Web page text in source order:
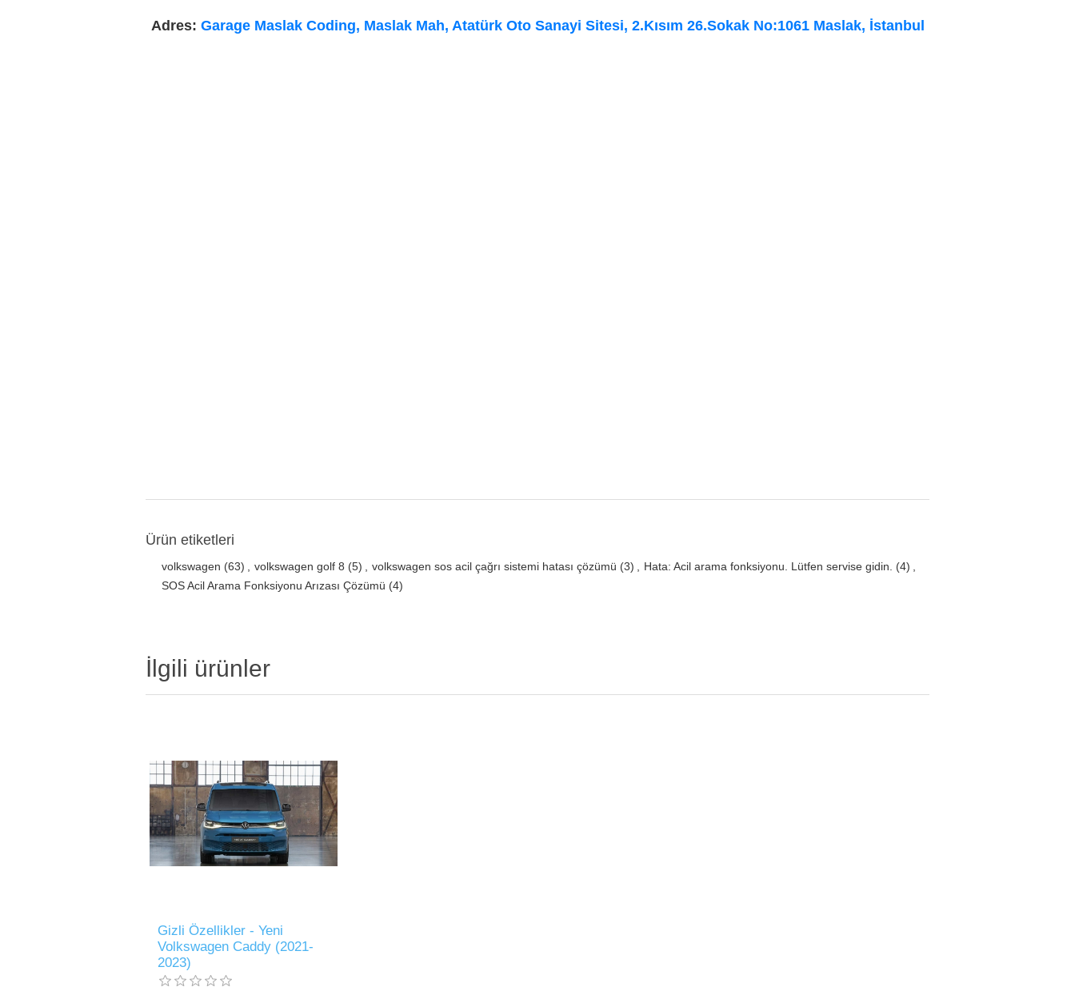
Adres: Garage Maslak Coding, Maslak Mah, Atatürk Oto Sanayi Sitesi, 2.Kısım 26.Sokak No:1061 Maslak, İstanbul
Ürün etiketleri
volkswagen (63) volkswagen golf 8 (5) volkswagen sos acil çağrı sistemi hatası çözümü (3) Hata: Acil arama fonksiyonu. Lütfen servise gidin. (4)
SOS Acil Arama Fonksiyonu Arızası Çözümü (4)
İlgili ürünler
Gizli Özellikler - Yeni
Volkswagen Caddy (2021-
2023)